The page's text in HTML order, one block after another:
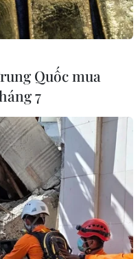
ra khỏi phường Đông
xong, 2 đối tượng vẫn
chấp hành yêu cầu
Quốc mua
7